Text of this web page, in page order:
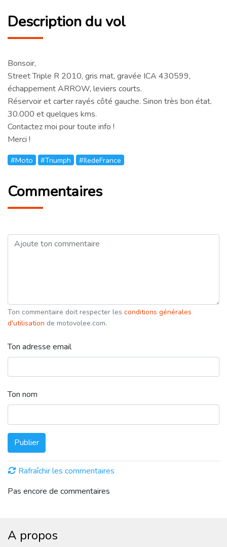
Description du vol
Bonsoir,
Street Triple R 2010, gris mat, gravée ICA 430599,
échappement ARROW, leviers courts.
Réservoir et carter rayés côté gauche. Sinon très bon état.
30.000 et quelques kms.
Contactez moi pour toute info !
Merci !
#Moto #Triumph #IledeFrance
Commentaires
Ton commentaire doit respecter les conditions générales
d'utilisation de motovolee.com.
Ton adresse email
Ton nom
Publier
Rafraîchir les commentaires
Pas encore de commentaires
A propos